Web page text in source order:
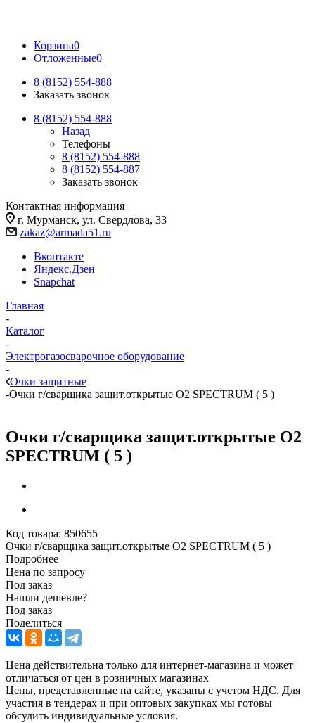
Корзина0
Отложенные0
8 (8152) 554-888
Заказать звонок
8 (8152) 554-888
Назад
Телефоны
8 (8152) 554-888
8 (8152) 554-887
Заказать звонок
Контактная информация
г. Мурманск, ул. Свердлова, 33
zakaz@armada51.ru
Вконтакте
Яндекс.Дзен
Snapchat
Главная
-
Каталог
-
Электрогазосварочное оборудование
-
Очки защитные
-Очки г/сварщика защит.открытые О2 SPECTRUM ( 5 )
Очки г/сварщика защит.открытые О2
SPECTRUM ( 5 )
Код товара: 850655
Очки г/сварщика защит.открытые О2 SPECTRUM ( 5 )
Подробнее
Цена по запросу
Под заказ
Нашли дешевле?
Под заказ
Поделиться
Цена действительна только для интернет-магазина и может
отличаться от цен в розничных магазинах
Цены, представленные на сайте, указаны с учетом НДС. Для
участия в тендерах и при оптовых закупках мы готовы
обсудить индивидуальные условия.